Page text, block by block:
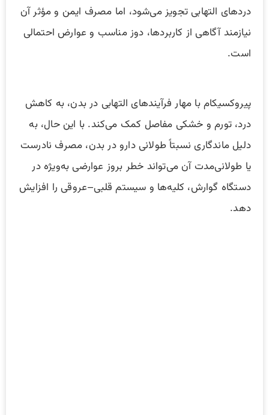
دردهای التهابی تجویز می‌شود، اما مصرف ایمن و مؤثر آن
نیازمند آگاهی از کاربردها، دوز مناسب و عوارض احتمالی
است.
پیروکسیکام با مهار فرآیندهای التهابی در بدن، به کاهش
درد، تورم و خشکی مفاصل کمک می‌کند. با این حال، به
دلیل ماندگاری نسبتاً طولانی دارو در بدن، مصرف نادرست
یا طولانی‌مدت آن می‌تواند خطر بروز عوارضی به‌ویژه در
دستگاه گوارش، کلیه‌ها و سیستم قلبی–عروقی را افزایش
دهد.